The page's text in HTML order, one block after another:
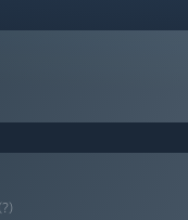
(?)